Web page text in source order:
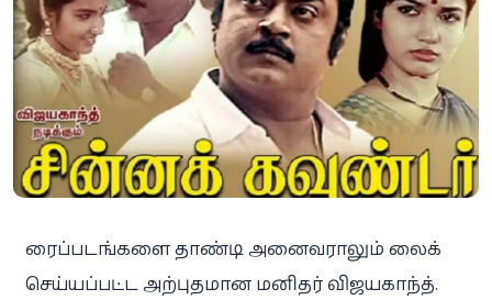
ரைப்படங்களை தாண்டி அனைவராலும் லைக்
செய்யப்பட்ட அற்புதமான மனிதர் விஜயகாந்த்.